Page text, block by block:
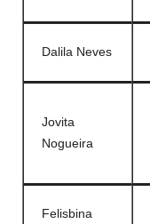
Dalila Neves
Jovita
Nogueira
Felisbina